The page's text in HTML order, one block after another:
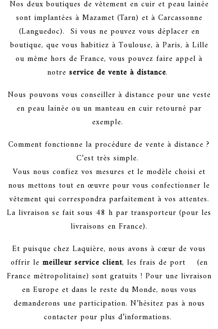
Nos deux boutiques de vêtement en cuir et peau lainée
sont implantées à Mazamet (Tarn) et à Carcassonne
(Languedoc). Si vous ne pouvez vous déplacer en
boutique, que vous habitiez à Toulouse, à Paris, à Lille
ou même hors de France, vous pouvez faire appel à
notre service de vente à distance.
Nous pouvons vous conseiller à distance pour une veste
en peau lainée ou un manteau en cuir retourné par
exemple.
Comment fonctionne la procédure de vente à distance ?
C’est très simple.
Vous nous confiez vos mesures et le modèle choisi et
nous mettons tout en œuvre pour vous confectionner le
vêtement qui correspondra parfaitement à vos attentes.
La livraison se fait sous 48 h par transporteur (pour les
livraisons en France).
Et puisque chez Laquière, nous avons à cœur de vous
offrir le meilleur service client, les frais de port (en
France métropolitaine) sont gratuits ! Pour une livraison
en Europe et dans le reste du Monde, nous vous
demanderons une participation. N’hésitez pas à nous
contacter pour plus d’informations.